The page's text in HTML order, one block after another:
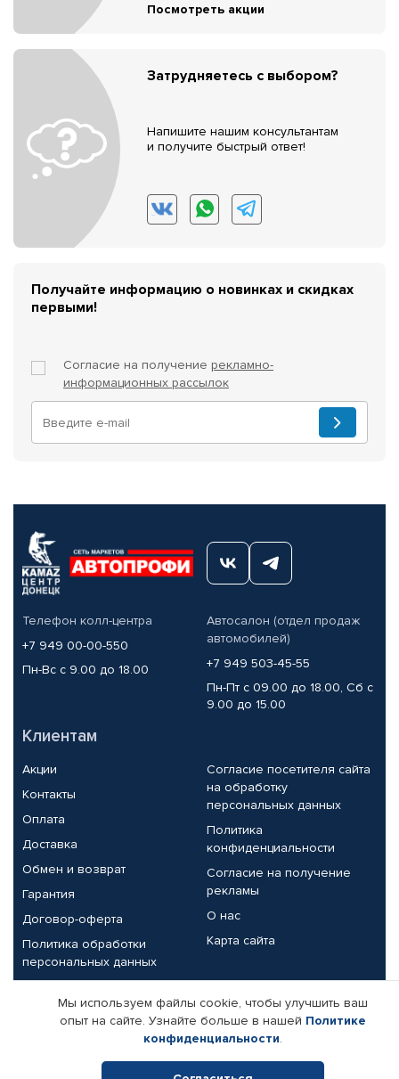
Посмотреть акции
Затрудняетесь с выбором?
Напишите нашим консультантам
и получите быстрый ответ!
Получайте информацию о новинках и скидках
первыми!
Согласие на получение рекламно-
информационных рассылок
Телефон колл-центра
+7 949 00-00-550
Пн-Вс с 9.00 до 18.00
Автосалон (отдел продаж
автомобилей)
+7 949 503-45-55
Пн-Пт с 09.00 до 18.00, Сб с
9.00 до 15.00
Клиентам
Акции
Контакты
Оплата
Доставка
Обмен и возврат
Гарантия
Договор-оферта
Политика обработки
персональных данных
Согласие посетителя сайта
на обработку
персональных данных
Политика
конфиденциальности
Согласие на получение
рекламы
О нас
Карта сайта
Партнерам
Корпоративным клиентам
Поставщикам
Реквизиты компании
Мы используем файлы cookie, чтобы улучшить ваш
опыт на сайте. Узнайте больше в нашей Политике
конфиденциальности.